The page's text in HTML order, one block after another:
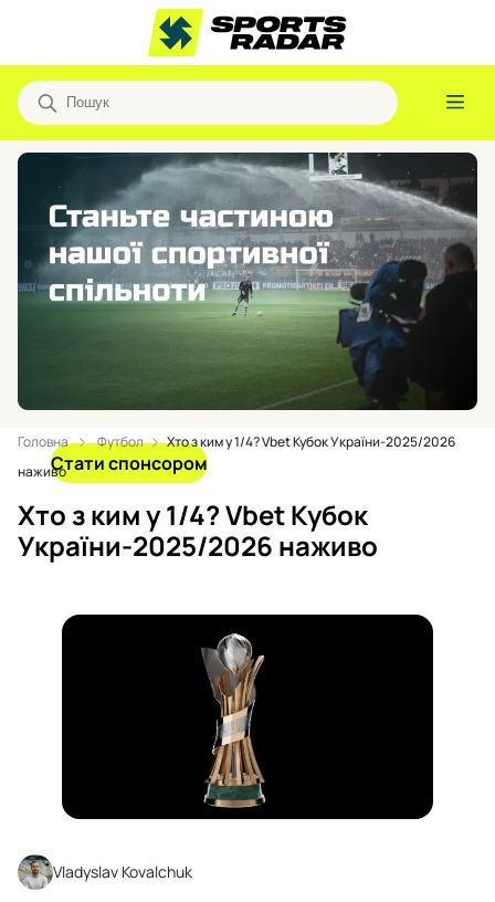
Стати спонсором
Головна Футбол
Хто з ким у 1/4? Vbet Кубок України-2025/2026
наживо
Хто з ким у 1/4? Vbet Кубок
України-2025/2026 наживо
Vladyslav Kovalchuk